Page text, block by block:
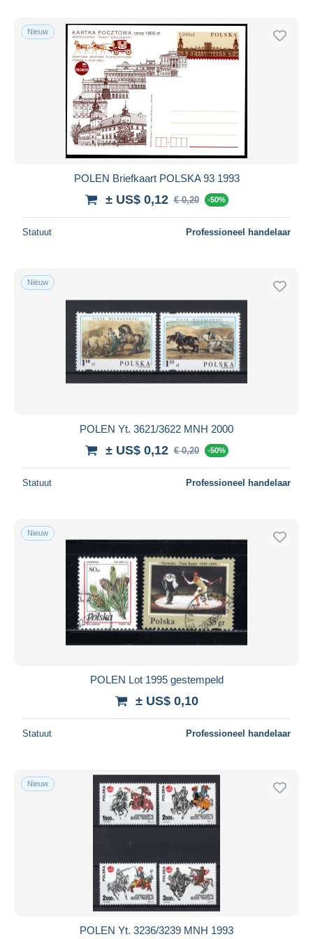
Nieuw
POLEN Briefkaart POLSKA 93 1993
± US$ 0,12 € 0,20 -50%
Statuut Professioneel handelaar
Nieuw
POLEN Yt. 3621/3622 MNH 2000
± US$ 0,12 € 0,20 -50%
Statuut Professioneel handelaar
Nieuw
POLEN Lot 1995 gestempeld
± US$ 0,10
Statuut Professioneel handelaar
Nieuw
POLEN Yt. 3236/3239 MNH 1993